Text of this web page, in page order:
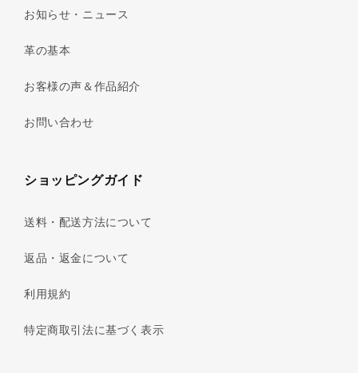
お知らせ・ニュース
革の基本
お客様の声＆作品紹介
お問い合わせ
ショッピングガイド
送料・配送方法について
返品・返金について
利用規約
特定商取引法に基づく表示